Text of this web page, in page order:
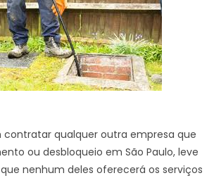
contratar qualquer outra empresa que
ou desbloqueio em São Paulo, leve
nenhum deles oferecerá os serviços